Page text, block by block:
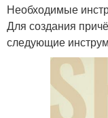
Необходимые
Для создания
следующие